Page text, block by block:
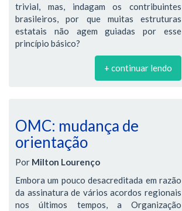
trivial, mas, indagam os contribuintes
brasileiros, por que muitas estruturas
estatais não agem guiadas por esse
princípio básico?
+ continuar lendo
OMC: mudança de
orientação
Por Milton Lourenço
Embora um pouco desacreditada em razão
da assinatura de vários acordos regionais
nos últimos tempos, a Organização